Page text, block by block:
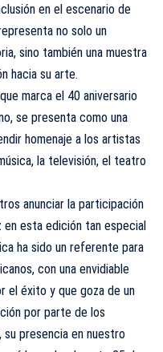
en el escenario de
no solo un
sino también una muestra
hacia su arte.
marca el 40 aniversario
se presenta como una
homenaje a los artistas
la televisión, el teatro
anunciar la participación
en esta edición tan especial
ha sido un referente para
con una envidiable
el éxito y que goza de un
por parte de los
su presencia en nuestro